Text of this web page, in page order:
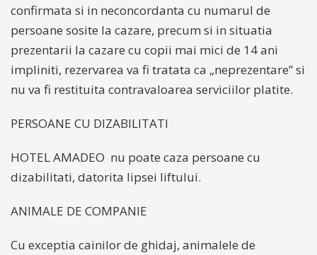
confirmata si in neconcordanta cu numarul de
persoane sosite la cazare, precum si in situatia
prezentarii la cazare cu copii mai mici de 14 ani
impliniti, rezervarea va fi tratata ca „neprezentare” si
nu va fi restituita contravaloarea serviciilor platite.
PERSOANE CU DIZABILITATI
HOTEL AMADEO nu poate caza persoane cu
dizabilitati, datorita lipsei liftului.
ANIMALE DE COMPANIE
Cu exceptia cainilor de ghidaj, animalele de